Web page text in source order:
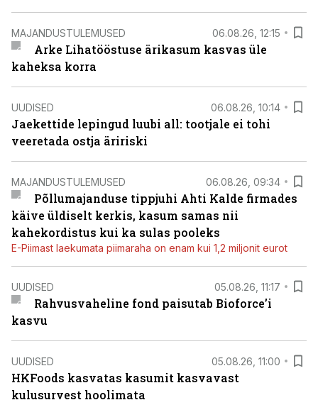
MAJANDUSTULEMUSED 06.08.26, 12:15
Arke Lihatööstuse ärikasum kasvas üle
kaheksa korra
UUDISED 06.08.26, 10:14
Jaekettide lepingud luubi all: tootjale ei tohi
veeretada ostja äririski
MAJANDUSTULEMUSED 06.08.26, 09:34
Põllumajanduse tippjuhi Ahti Kalde firmades
käive üldiselt kerkis, kasum samas nii
kahekordistus kui ka sulas pooleks
E-Piimast laekumata piimaraha on enam kui 1,2 miljonit eurot
UUDISED 05.08.26, 11:17
Rahvusvaheline fond paisutab Bioforce’i
kasvu
UUDISED 05.08.26, 11:00
HKFoods kasvatas kasumit kasvavast
kulusurvest hoolimata